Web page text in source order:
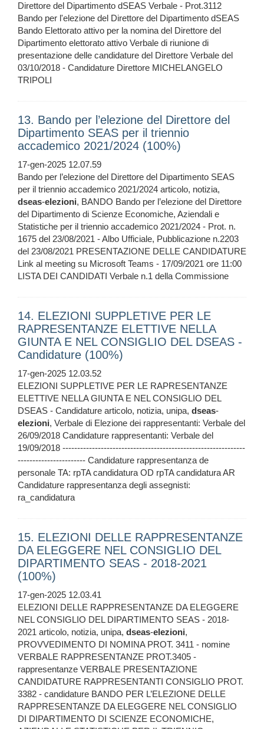
Direttore del Dipartimento dSEAS Verbale - Prot.3112
Bando per l'elezione del Direttore del Dipartimento dSEAS
Bando Elettorato attivo per la nomina del Direttore del
Dipartimento elettorato attivo Verbale di riunione di
presentazione delle candidature del Direttore Verbale del
03/10/2018 - Candidature Direttore MICHELANGELO
TRIPOLI
13. Bando per l’elezione del Direttore del
Dipartimento SEAS per il triennio
accademico 2021/2024 (100%)
17-gen-2025 12.07.59
Bando per l’elezione del Direttore del Dipartimento SEAS
per il triennio accademico 2021/2024 articolo, notizia,
dseas-elezioni, BANDO Bando per l’elezione del Direttore
del Dipartimento di Scienze Economiche, Aziendali e
Statistiche per il triennio accademico 2021/2024 - Prot. n.
1675 del 23/08/2021 - Albo Ufficiale, Pubblicazione n.2203
del 23/08/2021 PRESENTAZIONE DELLE CANDIDATURE
Link al meeting su Microsoft Teams - 17/09/2021 ore 11:00
LISTA DEI CANDIDATI Verbale n.1 della Commissione
14. ELEZIONI SUPPLETIVE PER LE
RAPRESENTANZE ELETTIVE NELLA
GIUNTA E NEL CONSIGLIO DEL DSEAS -
Candidature (100%)
17-gen-2025 12.03.52
ELEZIONI SUPPLETIVE PER LE RAPRESENTANZE
ELETTIVE NELLA GIUNTA E NEL CONSIGLIO DEL
DSEAS - Candidature articolo, notizia, unipa, dseas-
elezioni, Verbale di Elezione dei rappresentanti: Verbale del
26/09/2018 Candidature rappresentanti: Verbale del
19/09/2018 --------------------------------------------------------------
----------------------- Candidature rappresentanza de
personale TA: rpTA candidatura OD rpTA candidatura AR
Candidature rappresentanza degli assegnisti:
ra_candidatura
15. ELEZIONI DELLE RAPPRESENTANZE
DA ELEGGERE NEL CONSIGLIO DEL
DIPARTIMENTO SEAS - 2018-2021
(100%)
17-gen-2025 12.03.41
ELEZIONI DELLE RAPPRESENTANZE DA ELEGGERE
NEL CONSIGLIO DEL DIPARTIMENTO SEAS - 2018-
2021 articolo, notizia, unipa, dseas-elezioni,
PROVVEDIMENTO DI NOMINA PROT. 3411 - nomine
VERBALE RAPPRESENTANZE PROT.3405 -
rappresentanze VERBALE PRESENTAZIONE
CANDIDATURE RAPPRESENTANTI CONSIGLIO PROT.
3382 - candidature BANDO PER L’ELEZIONE DELLE
RAPPRESENTANZE DA ELEGGERE NEL CONSIGLIO
DI DIPARTIMENTO DI SCIENZE ECONOMICHE,